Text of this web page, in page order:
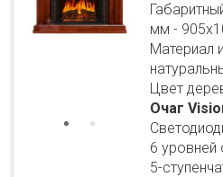
мм -
Материал
Цвет
Очаг
6 уровней
5-